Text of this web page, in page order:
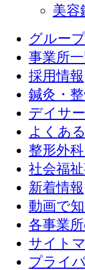
美容
グルー
事業所
採用情報
鍼灸・
デイサ
よくあ
整形外
社会福
新着情報
動画で
各事業
サイト
プライ